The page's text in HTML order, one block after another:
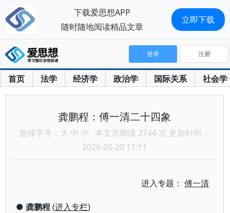
首页 法学 经济学 政治学 国际关系 社会学
登录 注册
龚鹏程：傅一清二十四象
选择字号： 大 中 小 本文共阅读 2744 次 更新时间：
2026-05-20 11:11
进入专题：傅一清
●龚鹏程(进入专栏)
下载爱思想APP
随时随地阅读精品文章
立即下载